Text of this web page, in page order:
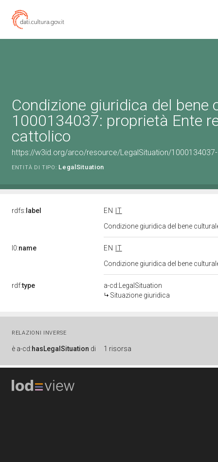
Condizione giuridica del bene
1000134037: proprietà Ente
cattolico
https://w3id.org/arco/resource/LegalSituation/
ENTITÀ DI TIPO: LegalSituation
rdfs: label EN
IT
Condizione giuridica del bene
l0:name EN
IT
Condizione giuridica del bene
rdf:type
a-cd:LegalSituation
Situazione giuridica
RELAZIONI INVERSE
è a-cd:hasLegalSituation di 1 risorsa